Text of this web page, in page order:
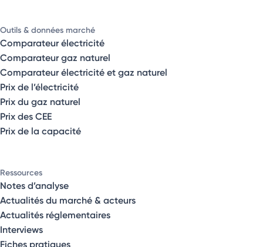
Outils & données marché
Comparateur électricité
Comparateur gaz naturel
Comparateur électricité et gaz naturel
Prix de l’électricité
Prix du gaz naturel
Prix des CEE
Prix de la capacité
Ressources
Notes d’analyse
Actualités du marché & acteurs
Actualités réglementaires
Interviews
Fiches pratiques